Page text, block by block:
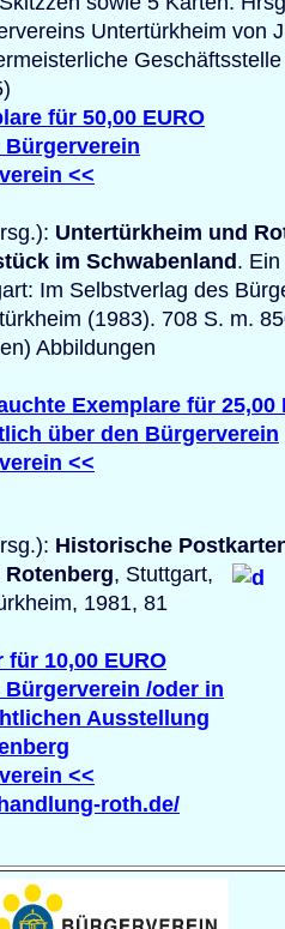
Untertürkheim von
Geschäftsstelle
für 50,00 EURO
<<
Untertürkheim und
im Schwabenland .
Im Selbstverlag des
(1983). 708 S. m.
Abbildungen
Exemplare für 25,00
über den Bürgerverein
<<
Historische
, Stuttgart,
1981, 81
10,00 EURO
/oder in
Ausstellung
<<
roth.de/